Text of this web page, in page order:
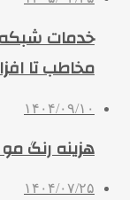
مخاطب تا
۱۴۰۴/۰۹/۱۰
هزینه رنگ
۱۴۰۴/۰۷/۲۵